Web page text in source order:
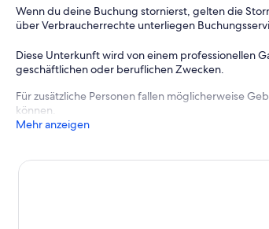
Wenn du deine Buchung stornierst, gelten die
über Verbraucherrechte unterliegen
Diese Unterkunft wird von einem professionellen
geschäftlichen oder beruflichen Zwecken.
Für zusätzliche Personen fallen möglicherweise
können.
Mehr anzeigen